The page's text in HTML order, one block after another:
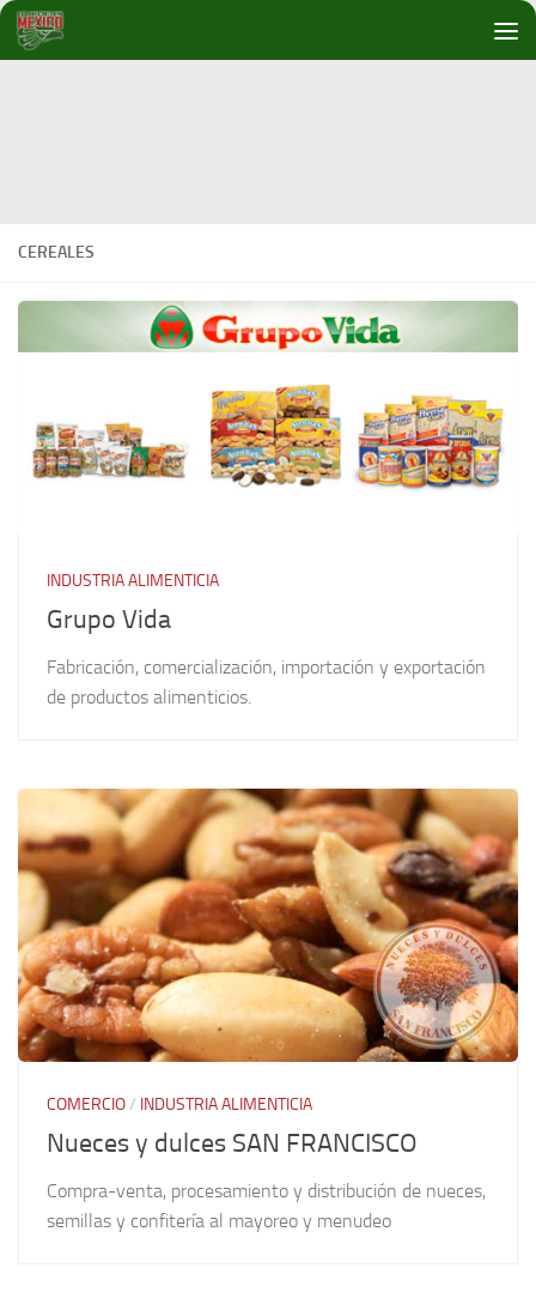
Debajo del contenido
CEREALES
INDUSTRIA ALIMENTICIA
Grupo Vida
Fabricación, comercialización, importación y exportación
de productos alimenticios.
COMERCIO/ INDUSTRIA ALIMENTICIA
Nueces y dulces SAN FRANCISCO
Compra-venta, procesamiento y distribución de nueces,
semillas y confitería al mayoreo y menudeo